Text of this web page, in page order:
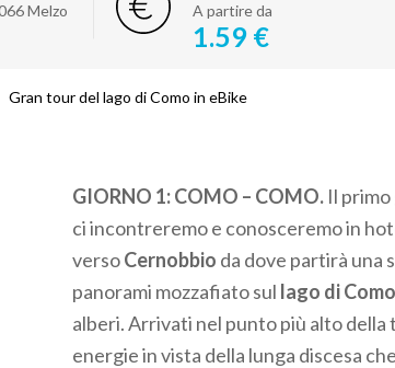
Melzo A partire da
1.59 €
Gran tour del lago di Como in eBike
GIORNO 1:COMO – COMO. Il
ci incontreremo e conosceremo in
versoCernobbio da dove partirà una
panorami mozzafiato sul lago di Como
alberi. Arrivati nel punto più alto della
energie in vista della lunga discesa